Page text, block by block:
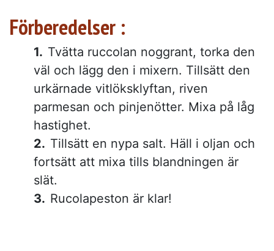
Förberedelser :
Tvätta ruccolan noggrant, torka den
väl och lägg den i mixern. Tillsätt den
urkärnade vitlöksklyftan, riven
parmesan och pinjenötter. Mixa på låg
hastighet.
Tillsätt en nypa salt. Häll i oljan och
fortsätt att mixa tills blandningen är
slät.
Rucolapeston är klar!